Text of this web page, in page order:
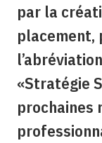
par la
placement,
«Stratégie
prochaines